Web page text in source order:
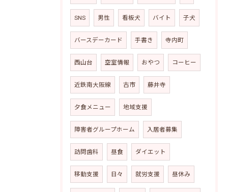
SNS 男性 看板犬 バイト 子犬
バースデーカード 手書き 寺内町
西山台 空室情報 おやつ コーヒー
近鉄南大阪線 古市 藤井寺
夕食メニュー 地域支援
障害者グループホーム 入居者募集
訪問歯科 昼食 ダイエット
移動支援 日々 就労支援 昼休み